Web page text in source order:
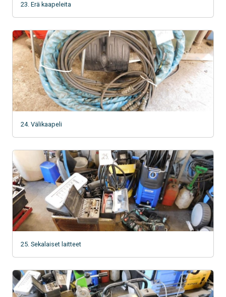
23. Erä kaapeleita
24. Välikaapeli
25. Sekalaiset laitteet